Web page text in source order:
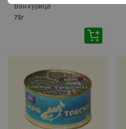
Ван курица
75г